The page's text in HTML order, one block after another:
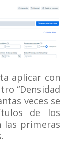
aplicar con
“Densidad
veces se
de los
las primeras